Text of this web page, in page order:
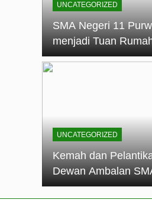
Gelar LPBB Jatayudha Open 2
UNCATEGORIZED
SMA Negeri 11
menjadi Tuan
Pembina Pramuka
UNCATEGORIZED
Kemah dan
Dewan Ambalan
11 Purworejo:
Kepemimpinan,